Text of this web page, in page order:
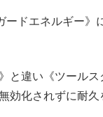
ードエネルギー》
と違い《ツール
効化されずに耐